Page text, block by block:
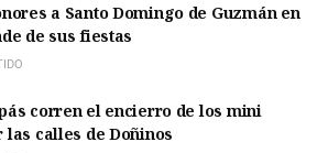
a Santo Domingo de Guzmán en
de sus fiestas
corren el encierro de los mini
las calles de Doñinos